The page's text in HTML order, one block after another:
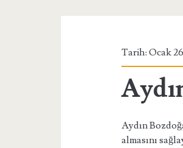
Tarih: Ocak
Aydın
almasını